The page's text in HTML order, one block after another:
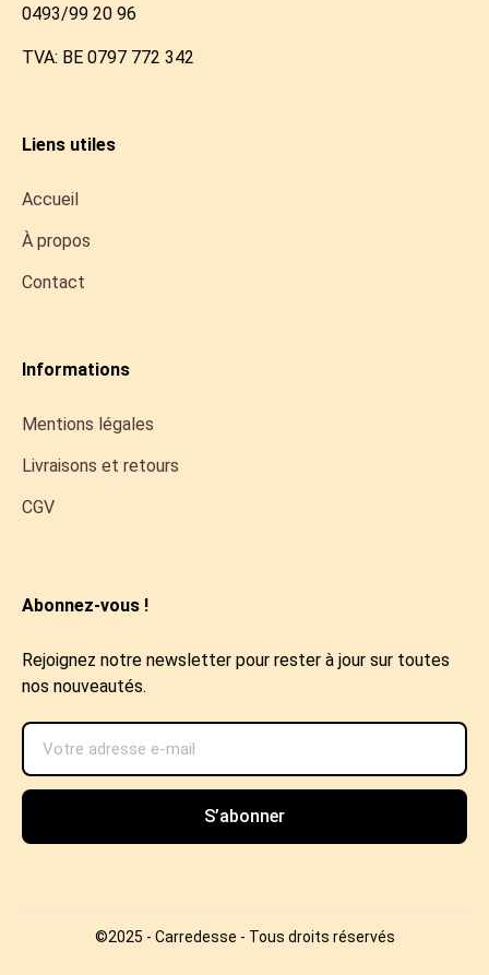
0493/99 20 96
TVA: BE 0797 772 342
Liens utiles
Accueil
À propos
Contact
Informations
Mentions légales
Livraisons et retours
CGV
Abonnez-vous !
Rejoignez notre newsletter pour rester à jour sur toutes
nos nouveautés.
S’abonner
©2025 - Carredesse - Tous droits réservés